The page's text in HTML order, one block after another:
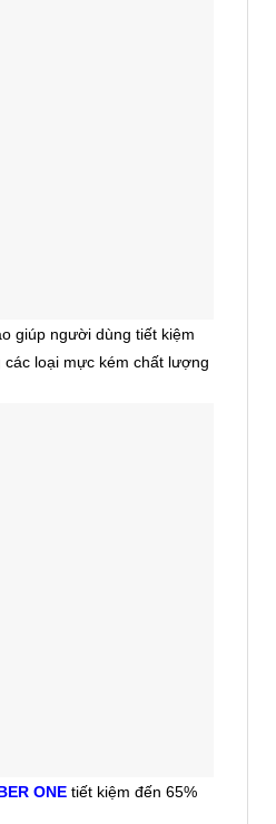
giúp người dùng tiết kiệm
loại mực kém chất lượng
ONE tiết kiệm đến 65%